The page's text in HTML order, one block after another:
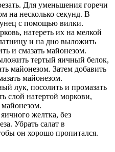
Для уменьшения горечи
на несколько секунд. В
с помощью вилки.
натереть их на мелкой
и на дно выложить
и смазать майонезом.
тертый яичный белок,
майонезом. Затем добавить
майонезом.
лук, посолить и промазать
слой натертой моркови,
майонезом.
желтка, без
Убрать салат в
он хорошо пропитался.